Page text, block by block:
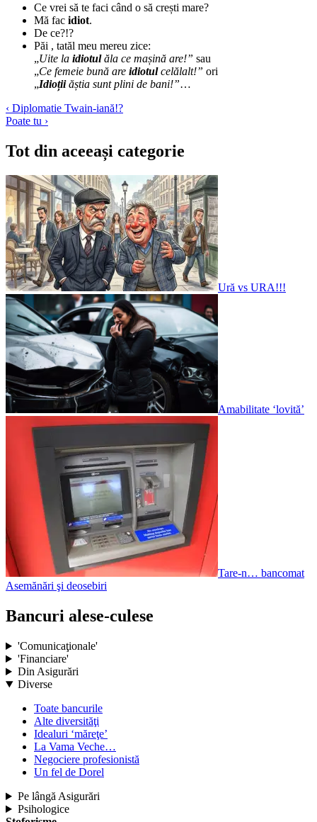
Ce vrei să te faci când o să crești mare?
Mă fac idiot.
De ce?!?
Păi , tatăl meu mereu zice:
„Uite la idiotulăla ce mașină are!” sau
„Ce femeie bună are idiotulcelălalt!” ori
„Idioțiiăștia sunt plini de bani!”…
Navigare
în
articole
‹ Diplomatie Twain-iană!?
Poate tu ›
Tot din aceeași categorie
Ură vs URA!!!
Amabilitate ‘lovită’
Tare-n… bancomat
Asemănări şi deosebiri
Bancuri alese-culese
'Comunicaţionale'
'Financiare'
Din Asigurări
Diverse
Toate bancurile
Alte diversităţi
Idealuri ‘măreţe’
La Vama Veche…
Negociere profesionistă
Un fel de Dorel
Pe lângă Asigurări
Psihologice